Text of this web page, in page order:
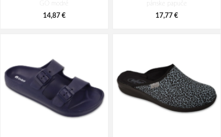
23,31 € 23,31 €
GO modré
14,87 €
pánske papuče
17,77 €